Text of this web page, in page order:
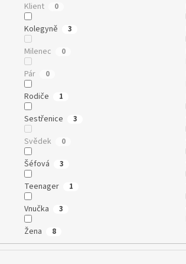
Klient 0
Kolegyně 3
Milenec 0
Pár 0
Rodiče 1
Sestřenice 3
Svědek 0
Šéfová 3
Teenager 1
Vnučka 3
Žena 8